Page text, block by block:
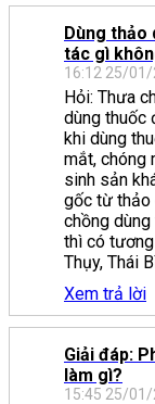
Dùng thảo
tác gì
16:12 25/01/
Hỏi: Thưa
dùng thuốc
khi dùng
mắt, chóng
sinh sản
gốc từ thảo
chồng
thì có
Thụy, Thái
Xem trả lời
Giải đáp:
làm gì?
15:45 25/01/